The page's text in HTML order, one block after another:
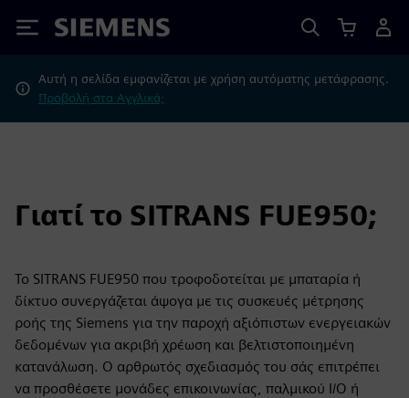
Siemens
Αυτή η σελίδα εμφανίζεται με χρήση αυτόματης μετάφρασης.
Προβολή στα Αγγλικά;
Γιατί το SITRANS FUE950;
Το SITRANS FUE950 που τροφοδοτείται με μπαταρία ή
δίκτυο συνεργάζεται άψογα με τις συσκευές μέτρησης
ροής της Siemens για την παροχή αξιόπιστων ενεργειακών
δεδομένων για ακριβή χρέωση και βελτιστοποιημένη
κατανάλωση. Ο αρθρωτός σχεδιασμός του σάς επιτρέπει
να προσθέσετε μονάδες επικοινωνίας, παλμικού I/O ή